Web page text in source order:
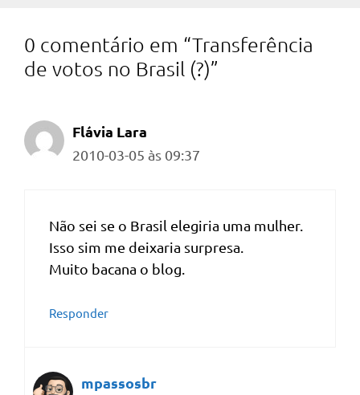
0 comentário em “Transferência
de votos no Brasil (?)”
Flávia Lara
2010-03-05 às 09:37
Não sei se o Brasil elegiria uma mulher.
Isso sim me deixaria surpresa.
Muito bacana o blog.
Responder
mpassosbr